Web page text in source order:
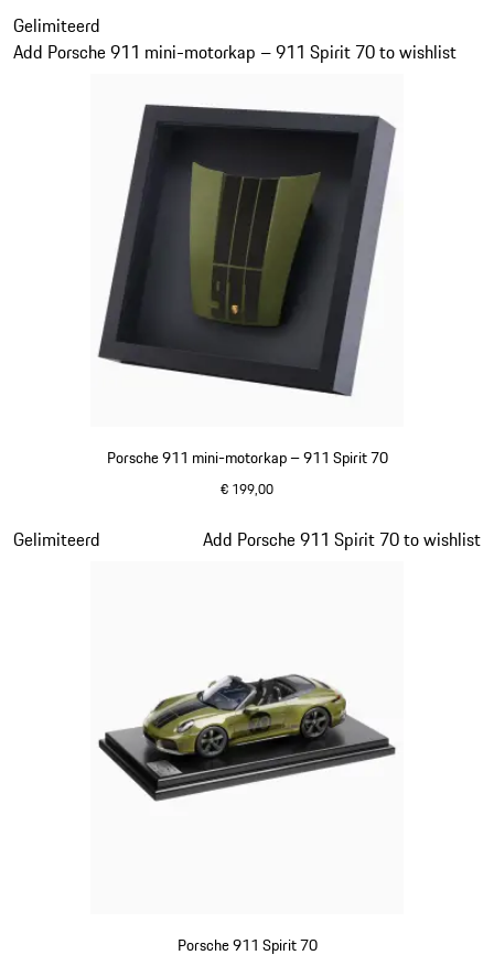
Porsche 911 mini-motorkap – 911 Spirit 70
€ 199,00
Gelimiteerd
Add Porsche 911 mini-motorkap – 911 Spirit 70 to wishlist
Dia 11 van 20
Porsche 911 Spirit 70
Gelimiteerd Add Porsche 911 Spirit 70 to wishlist
Dia 12 van 20